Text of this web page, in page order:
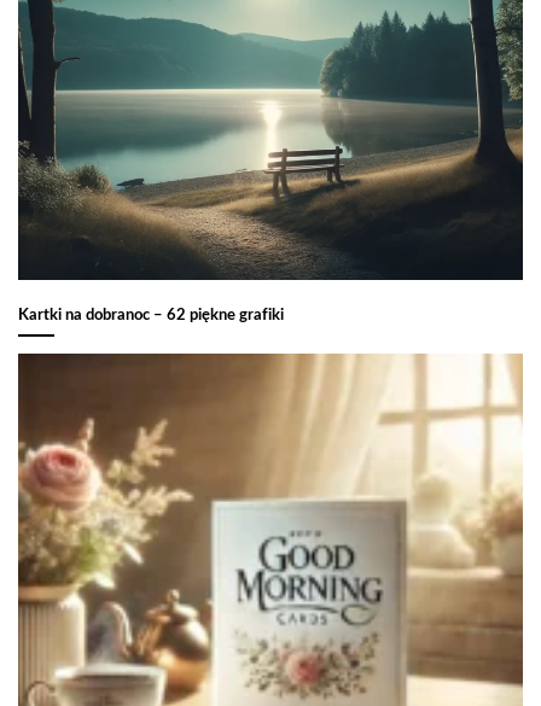
Kartki na dobranoc – 62 piękne grafiki